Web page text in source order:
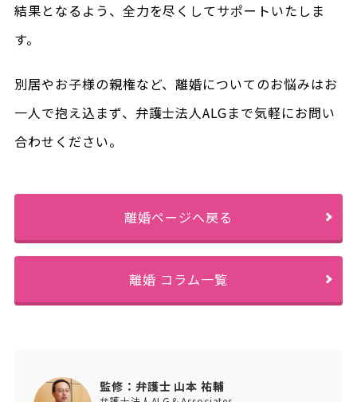
結果となるよう、全力を尽くしてサポートいたしま
す。
別居やお子様の親権など、離婚についてのお悩みはお
一人で抱え込まず、弁護士法人ALGまで気軽にお問い
合わせください。
離婚ページへ戻る
離婚 コラム一覧
監修：弁護士 山本 祐輔